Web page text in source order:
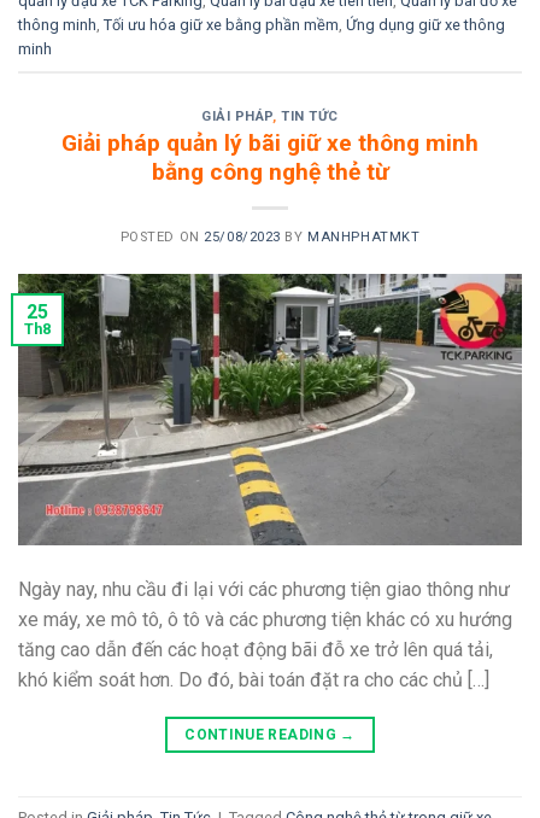
thông minh, Tối ưu hóa giữ xe bằng phần mềm, Ứng dụng giữ xe thông
minh
GIẢI PHÁP,TIN TỨC
Giải pháp quản lý bãi giữ xe thông minh
bằng công nghệ thẻ từ
POSTED ON 25/08/2023 BY MANHPHATMKT
25
Th8
Ngày nay, nhu cầu đi lại với các phương tiện giao thông như
xe máy, xe mô tô, ô tô và các phương tiện khác có xu hướng
tăng cao dẫn đến các hoạt động bãi đỗ xe trở lên quá tải,
khó kiểm soát hơn. Do đó, bài toán đặt ra cho các chủ […]
CONTINUE READING →